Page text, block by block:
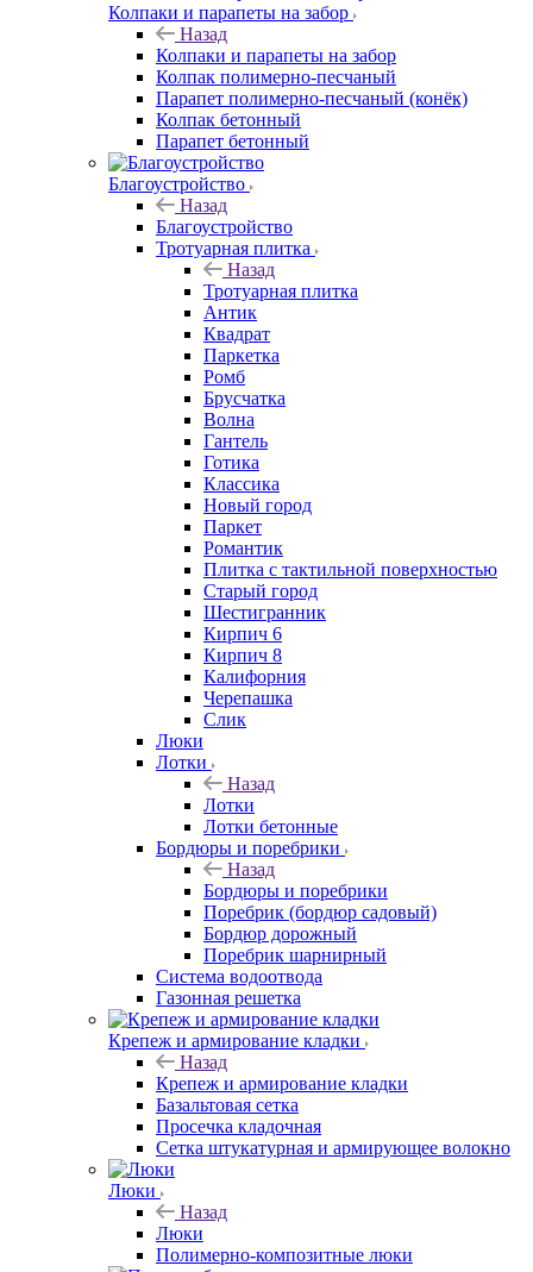
Колпаки и парапеты на забор
Назад
Колпаки и парапеты на забор
Колпак полимерно-песчаный
Парапет полимерно-песчаный (конёк)
Колпак бетонный
Парапет бетонный
Благоустройство
Назад
Благоустройство
Тротуарная плитка
Назад
Тротуарная плитка
Антик
Квадрат
Паркетка
Ромб
Брусчатка
Волна
Гантель
Готика
Классика
Новый город
Паркет
Романтик
Плитка с тактильной поверхностью
Старый город
Шестигранник
Кирпич 6
Кирпич 8
Калифорния
Черепашка
Слик
Люки
Лотки
Назад
Лотки
Лотки бетонные
Бордюры и поребрики
Назад
Бордюры и поребрики
Поребрик (бордюр садовый)
Бордюр дорожный
Поребрик шарнирный
Система водоотвода
Газонная решетка
Крепеж и армирование кладки
Назад
Крепеж и армирование кладки
Базальтовая сетка
Просечка кладочная
Сетка штукатурная и армирующее волокно
Люки
Назад
Люки
Полимерно-композитные люки